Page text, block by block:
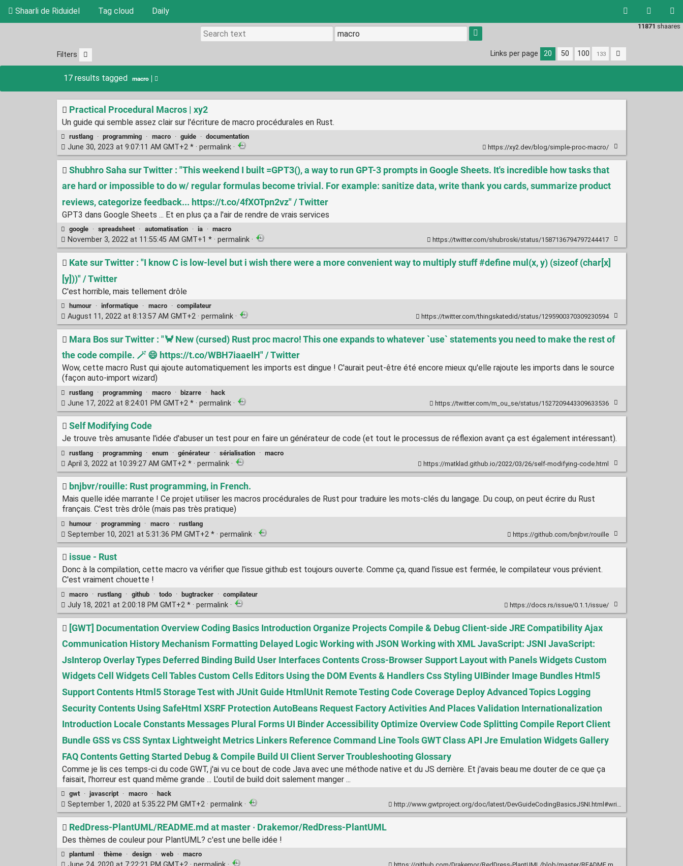
Shaarli de Riduidel Tag cloud Daily
11871 shaares
Filters Links per page 20 50 100
17 results tagged macro
Practical Procedural Macros | xy2
Un guide qui semble assez clair sur l'écriture de macro procédurales en Rust.
rustlang · programming · macro · guide · documentation
June 30, 2023 at 9:07:11 AM GMT+2 * · permalink · https://xy2.dev/blog/simple-proc-macro/
Shubhro Saha sur Twitter : "This weekend I built =GPT3(), a way to run GPT-3 prompts in Google Sheets. It's incredible how tasks that
are hard or impossible to do w/ regular formulas become trivial. For example: sanitize data, write thank you cards, summarize product
reviews, categorize feedback... https://t.co/4fXOTpn2vz" / Twitter
GPT3 dans Google Sheets ... Et en plus ça a l'air de rendre de vrais services
google · spreadsheet · automatisation · ia · macro
November 3, 2022 at 11:55:45 AM GMT+1 * · permalink · https://twitter.com/shubroski/status/1587136794797244417
Kate sur Twitter : "I know C is low-level but i wish there were a more convenient way to multiply stuff #define mul(x, y) (sizeof (char[x]
[y]))" / Twitter
C'est horrible, mais tellement drôle
humour · informatique · macro · compilateur
August 11, 2022 at 8:13:57 AM GMT+2 · permalink · https://twitter.com/thingskatedid/status/1295900370309230594
Mara Bos sur Twitter : "🦀 New (cursed) Rust proc macro! This one expands to whatever `use` statements you need to make the rest of
the code compile. 🪄 😄 https://t.co/WBH7iaaeIH" / Twitter
Wow, cette macro Rust qui ajoute automatiquement les imports est dingue ! C'aurait peut-être été encore mieux qu'elle rajoute les imports dans le source
(façon auto-import wizard)
rustlang · programming · macro · bizarre · hack
June 17, 2022 at 8:24:01 PM GMT+2 * · permalink · https://twitter.com/m_ou_se/status/1527209443309633536
Self Modifying Code
Je trouve très amusante l'idée d'abuser un test pour en faire un générateur de code (et tout le processus de réflexion avant ça est également intéressant).
rustlang · programming · enum · générateur · sérialisation · macro
April 3, 2022 at 10:39:27 AM GMT+2 * · permalink · https://matklad.github.io/2022/03/26/self-modifying-code.html
bnjbvr/rouille: Rust programming, in French.
Mais quelle idée marrante ! Ce projet utiliser les macros procédurales de Rust pour traduire les mots-clés du langage. Du coup, on peut écrire du Rust
français. C'est très drôle (mais pas très pratique)
humour · programming · macro · rustlang
September 10, 2021 at 5:31:36 PM GMT+2 * · permalink · https://github.com/bnjbvr/rouille
issue - Rust
Donc à la compilation, cette macro va vérifier que l'issue github est toujours ouverte. Comme ça, quand l'issue est fermée, le compilateur vous prévient.
C'est vraiment chouette !
macro · rustlang · github · todo · bugtracker · compilateur
July 18, 2021 at 2:00:18 PM GMT+2 * · permalink · https://docs.rs/issue/0.1.1/issue/
[GWT] Documentation Overview Coding Basics Introduction Organize Projects Compile & Debug Client-side JRE Compatibility Ajax
Communication History Mechanism Formatting Delayed Logic Working with JSON Working with XML JavaScript: JSNI JavaScript:
JsInterop Overlay Types Deferred Binding Build User Interfaces Contents Cross-Browser Support Layout with Panels Widgets Custom
Widgets Cell Widgets Cell Tables Custom Cells Editors Using the DOM Events & Handlers Css Styling UIBinder Image Bundles Html5
Support Contents Html5 Storage Test with JUnit Guide HtmlUnit Remote Testing Code Coverage Deploy Advanced Topics Logging
Security Contents Using SafeHtml XSRF Protection AutoBeans Request Factory Activities And Places Validation Internationalization
Introduction Locale Constants Messages Plural Forms UI Binder Accessibility Optimize Overview Code Splitting Compile Report Client
Bundle GSS vs CSS Syntax Lightweight Metrics Linkers Reference Command Line Tools GWT Class API Jre Emulation Widgets Gallery
FAQ Contents Getting Started Debug & Compile Build UI Client Server Troubleshooting Glossary
Comme je lis ces temps-ci du code GWT, j'ai vu ce bout de code Java avec une méthode native et du JS derrière. Et j'avais beau me douter de ce que ça
faisait, l'horreur est quand même grande ... L'outil de build doit salement manger ...
gwt · javascript · macro · hack
September 1, 2020 at 5:35:22 PM GMT+2 · permalink · http://www.gwtproject.org/doc/latest/DevGuideCodingBasicsJSNI.html#writing
RedDress-PlantUML/README.md at master · Drakemor/RedDress-PlantUML
Des thèmes de couleur pour PlantUML? c'est une belle idée !
plantuml · thème · design · web · macro